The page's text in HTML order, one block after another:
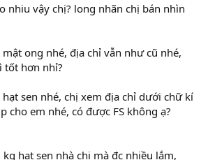
nhiu vậy chị? long nhãn chị bán nhìn
ong nhé, địa chỉ vẫn như cũ nhé,
tốt hơn nhỉ?
sen nhé, chị xem địa chỉ dưới chữ kí
cho em nhé, có được FS không ạ?
hạt sen nhà chị mà đc nhiều lắm,